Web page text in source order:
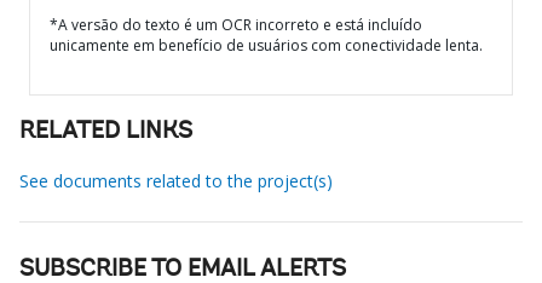
*A versão do texto é um OCR incorreto e está incluído
unicamente em benefício de usuários com conectividade lenta.
RELATED LINKS
See documents related to the project(s)
SUBSCRIBE TO EMAIL ALERTS